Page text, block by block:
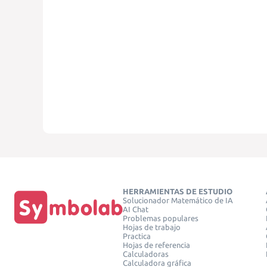
HERRAMIENTAS DE ESTUDIO
Solucionador Matemático de IA
AI Chat
Problemas populares
Hojas de trabajo
Practica
Hojas de referencia
Calculadoras
Calculadora gráfica